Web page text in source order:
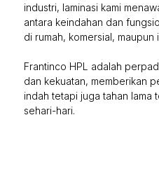
industri, laminasi kami
antara keindahan dan
di rumah, komersial, maupun
Frantinco HPL adalah
dan kekuatan, memberikan
indah tetapi juga tahan lama
sehari-hari.